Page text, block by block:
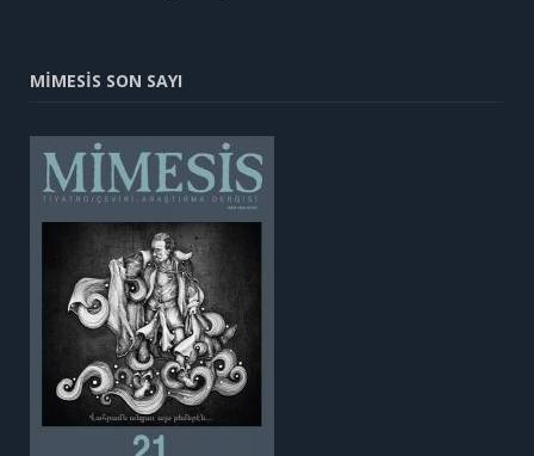
MİMESİS SON SAYI